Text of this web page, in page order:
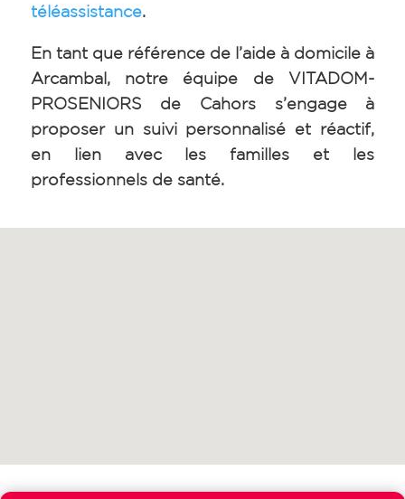
téléassistance.
En tant que référence de l’aide à domicile à
Arcambal, notre équipe de VITADOM-
PROSENIORS de Cahors s’engage à
proposer un suivi personnalisé et réactif,
en lien avec les familles et les
professionnels de santé.